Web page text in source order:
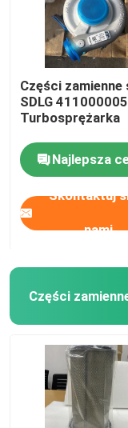
Części zamienne
SDLG
Turbosprężarka
Najlepsza
Skontaktuj
nami
Części